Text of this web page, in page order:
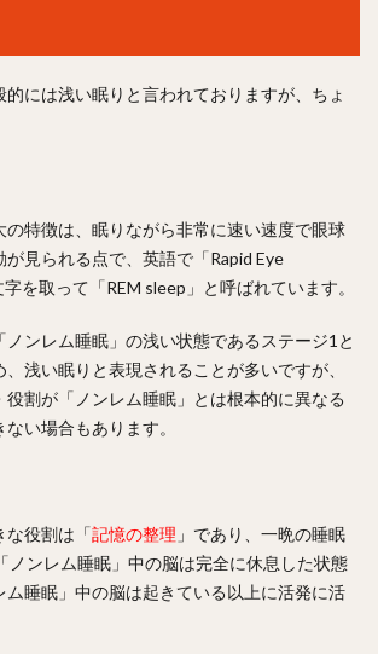
的には浅い眠りと言われておりますが、ちょ
の特徴は、眠りながら非常に速い速度で眼球
見られる点で、英語で「Rapid Eye
を取って「REM sleep」と呼ばれています。
ノンレム睡眠」の浅い状態であるステージ1と
浅い眠りと表現されることが多いですが、
割が「ノンレム睡眠」とは根本的に異なる
い場合もあります。
な役割は「記憶の整理 」であり、一晩の睡眠
ノンレム睡眠」中の脳は完全に休息した状態
ム睡眠」中の脳は起きている以上に活発に活